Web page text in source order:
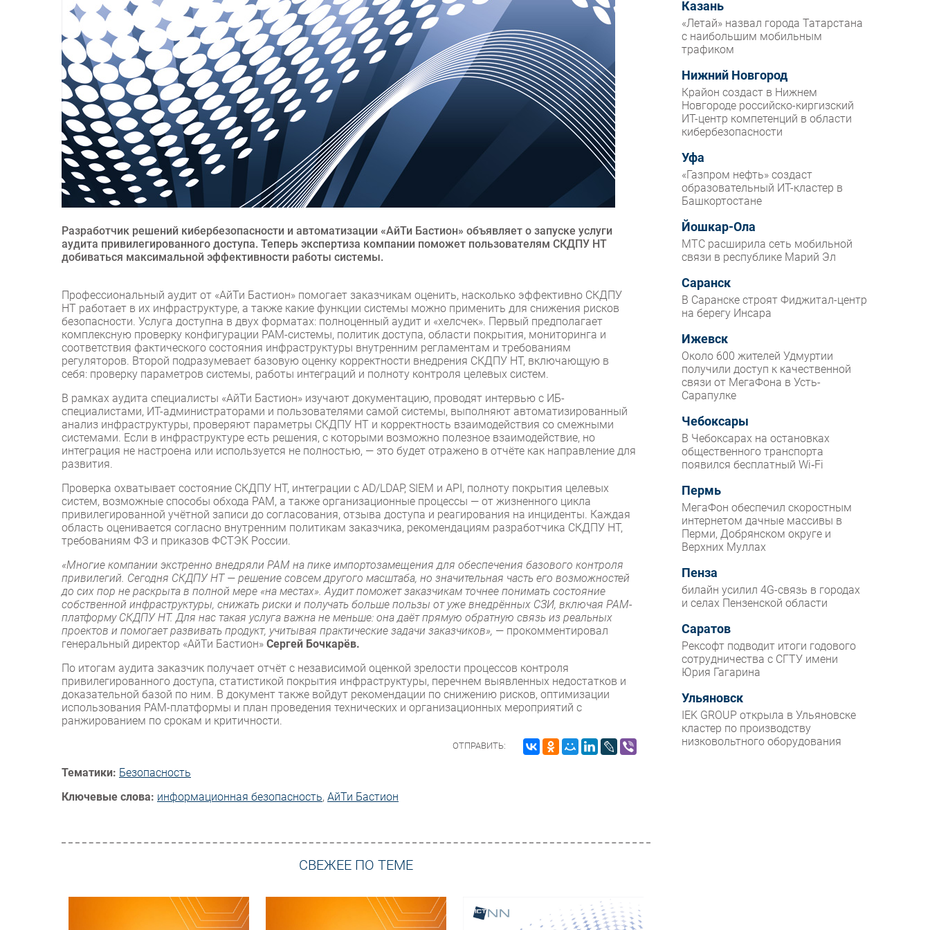
Разработчик решений кибербезопасности и автоматизации «АйТи Бастион» объявляет о запуске услуги
аудита привилегированного доступа. Теперь экспертиза компании поможет пользователям СКДПУ НТ
добиваться максимальной эффективности работы системы.
Профессиональный аудит от «АйТи Бастион» помогает заказчикам оценить, насколько эффективно СКДПУ
НТ работает в их инфраструктуре, а также какие функции системы можно применить для снижения рисков
безопасности. Услуга доступна в двух форматах: полноценный аудит и «хелсчек». Первый предполагает
комплексную проверку конфигурации PAM-системы, политик доступа, области покрытия, мониторинга и
соответствия фактического состояния инфраструктуры внутренним регламентам и требованиям
регуляторов. Второй подразумевает базовую оценку корректности внедрения СКДПУ НТ, включающую в
себя: проверку параметров системы, работы интеграций и полноту контроля целевых систем.
В рамках аудита специалисты «АйТи Бастион» изучают документацию, проводят интервью с ИБ-
специалистами, ИТ-администраторами и пользователями самой системы, выполняют автоматизированный
анализ инфраструктуры, проверяют параметры СКДПУ НТ и корректность взаимодействия со смежными
системами. Если в инфраструктуре есть решения, с которыми возможно полезное взаимодействие, но
интеграция не настроена или используется не полностью, — это будет отражено в отчёте как направление для
развития.
Проверка охватывает состояние СКДПУ НТ, интеграции с AD/LDAP, SIEM и API, полноту покрытия целевых
систем, возможные способы обхода PAM, а также организационные процессы — от жизненного цикла
привилегированной учётной записи до согласования, отзыва доступа и реагирования на инциденты. Каждая
область оценивается согласно внутренним политикам заказчика, рекомендациям разработчика СКДПУ НТ,
требованиям ФЗ и приказов ФСТЭК России.
«Многие компании экстренно внедряли PAM на пике импортозамещения для обеспечения базового контроля
привилегий. Сегодня СКДПУ НТ — решение совсем другого масштаба, но значительная часть его возможностей
до сих пор не раскрыта в полной мере «на местах». Аудит поможет заказчикам точнее понимать состояние
собственной инфраструктуры, снижать риски и получать больше пользы от уже внедрённых СЗИ, включая PAM-
платформу СКДПУ НТ. Для нас такая услуга важна не меньше: она даёт прямую обратную связь из реальных
проектов и помогает развивать продукт, учитывая практические задачи заказчиков», — прокомментировал
генеральный директор «АйТи Бастион» Сергей Бочкарёв.
По итогам аудита заказчик получает отчёт с независимой оценкой зрелости процессов контроля
привилегированного доступа, статистикой покрытия инфраструктуры, перечнем выявленных недостатков и
доказательной базой по ним. В документ также войдут рекомендации по снижению рисков, оптимизации
использования PAM-платформы и план проведения технических и организационных мероприятий с
ранжированием по срокам и критичности.
ОТПРАВИТЬ:
Тематики: Безопасность
Ключевые слова: информационная безопасность, АйТи Бастион
СВЕЖЕЕ ПО ТЕМЕ
Казань
«Летай» назвал города Татарстана
с наибольшим мобильным
трафиком
Нижний Новгород
Крайон создаст в Нижнем
Новгороде российско-киргизский
ИТ-центр компетенций в области
кибербезопасности
Уфа
«Газпром нефть» создаст
образовательный ИТ-кластер в
Башкортостане
Йошкар-Ола
МТС расширила сеть мобильной
связи в республике Марий Эл
Саранск
В Саранске строят Фиджитал-центр
на берегу Инсара
Ижевск
Около 600 жителей Удмуртии
получили доступ к качественной
связи от МегаФона в Усть-
Сарапулке
Чебоксары
В Чебоксарах на остановках
общественного транспорта
появился бесплатный Wi‑Fi
Пермь
МегаФон обеспечил скоростным
интернетом дачные массивы в
Перми, Добрянском округе и
Верхних Муллах
Пенза
билайн усилил 4G-связь в городах
и селах Пензенской области
Саратов
Рексофт подводит итоги годового
сотрудничества с СГТУ имени
Юрия Гагарина
Ульяновск
IEK GROUP открыла в Ульяновске
кластер по производству
низковольтного оборудования